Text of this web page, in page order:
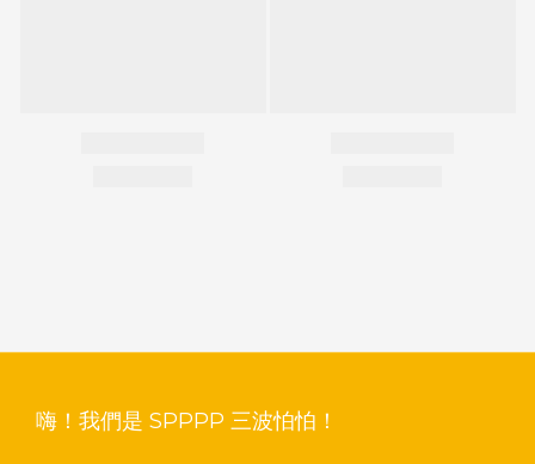
嗨！我們是 SPPPP 三波怕怕！